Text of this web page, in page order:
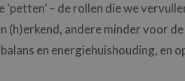
‘petten’ – de rollen die we
(h)erkend, andere minder voor
en energiehuishouding, en